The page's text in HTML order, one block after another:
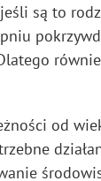
jeśli są to
od